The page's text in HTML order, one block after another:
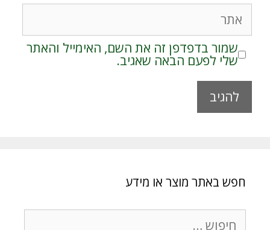
אתר
שמור בדפדפן זה את השם, האימייל והאתר
שלי לפעם הבאה שאגיב.
nחפש באתר מוצר או מידע
חיפוש: